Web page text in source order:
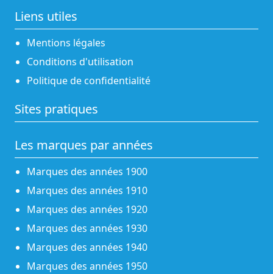
Liens utiles
Mentions légales
Conditions d'utilisation
Politique de confidentialité
Sites pratiques
Les marques par années
Marques des années 1900
Marques des années 1910
Marques des années 1920
Marques des années 1930
Marques des années 1940
Marques des années 1950